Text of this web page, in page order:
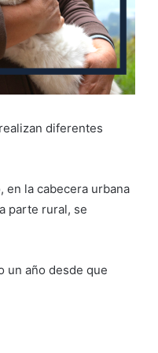
diferentes
la cabecera urbana
parte rural, se
un año desde que